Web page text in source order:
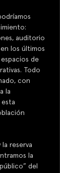
auditorio
los últimos
de
Todo
con
la
reserva
la
del